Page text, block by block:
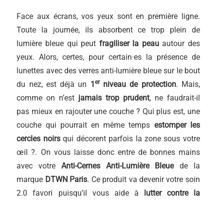
Face aux écrans, vos yeux sont en première ligne.
Toute la journée, ils absorbent ce trop plein de
lumière bleue qui peut fragiliser la peauautour des
yeux. Alors, certes, pour certain·es la présence de
lunettes avec des verres anti-lumière bleue sur le bout
du nez, est déjà un 1erniveau de protection. Mais,
comme on n’est jamais trop prudent, ne faudrait-il
pas mieux en rajouter une couche ? Qui plus est, une
couche qui pourrait en même temps estomper les
cercles noirsqui décorent parfois la zone sous votre
œil ?. On vous laisse donc entre de bonnes mains
avec votre Anti-Cernes Anti-Lumière Bleuede la
marque DTWN Paris. Ce produit va devenir votre soin
2.0 favori puisqu’il vous aide à lutter contre la